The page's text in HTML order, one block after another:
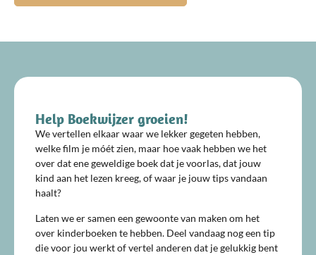
Help Boekwijzer groeien!
We vertellen elkaar waar we lekker gegeten hebben,
welke film je móét zien, maar hoe vaak hebben we het
over dat ene geweldige boek dat je voorlas, dat jouw
kind aan het lezen kreeg, of waar je jouw tips vandaan
haalt?
Laten we er samen een gewoonte van maken om het
over kinderboeken te hebben. Deel vandaag nog een tip
die voor jou werkt of vertel anderen dat je gelukkig bent